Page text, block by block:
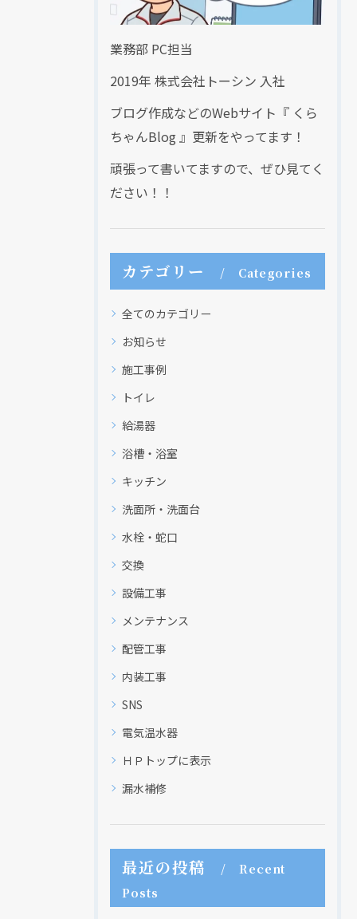
業務部 PC担当
2019年 株式会社トーシン 入社
ブログ作成などのWebサイト『 くら
ちゃんBlog 』更新をやってます！
頑張って書いてますので、ぜひ見てく
ださい！！
カテゴリー Categories
全てのカテゴリー
お知らせ
施工事例
トイレ
給湯器
浴槽・浴室
キッチン
洗面所・洗面台
水栓・蛇口
交換
設備工事
メンテナンス
配管工事
内装工事
SNS
電気温水器
ＨＰトップに表示
漏水補修
最近の投稿
Recent
Posts